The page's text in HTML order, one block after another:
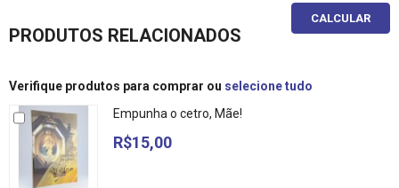
CALCULAR
PRODUTOS RELACIONADOS
Verifique produtos para comprar ou selecione tudo
Empunha o cetro, Mãe!
R$15,00